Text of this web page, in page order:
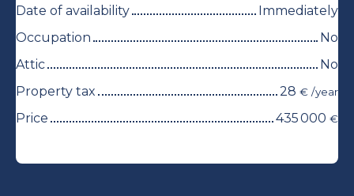
Date of availability
Immediately
Occupation
No
Attic
No
Property tax
28 € /year
Price 435 000 €